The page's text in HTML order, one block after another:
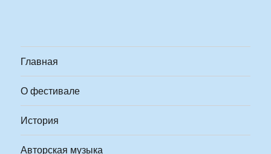
Главная
О фестивале
История
Авторская музыка